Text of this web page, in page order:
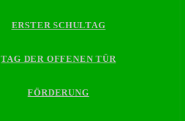
ERSTER SCHULTAG
TAG DER OFFENEN TÜR
FÖRDERUNG